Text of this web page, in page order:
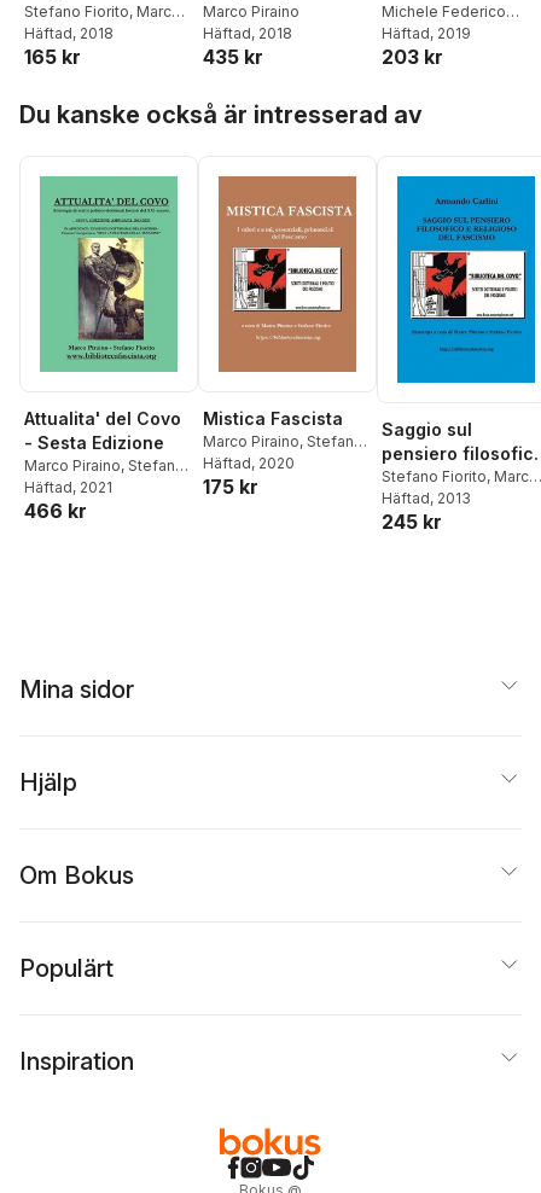
Stefano Fiorito, Marco
Piraino, Bruno Biagi
Häftad, 2018
165 kr
dottrina del
fascismo - Edizione
del Decennale
riveduta ed
Marco Piraino
Häftad, 2018
435 kr
Diritto Corporativo
Michele Federico
Sciacca ,Marco Piraino
Häftad, 2019
203 kr
Du kanske också är intresserad av
Attualita' del Covo
- Sesta Edizione
Marco Piraino, Stefano
Fiorito
Häftad, 2021
466 kr
Mistica Fascista
Marco Piraino, Stefano
Fiorito
Häftad, 2020
175 kr
Saggio sul
pensiero
e religioso del
Fascismo
Stefano Fiorito, Marco
Piraino, Armando
Häftad, 2013
245 kr
Mina sidor
Hjälp
Om Bokus
Populärt
Inspiration